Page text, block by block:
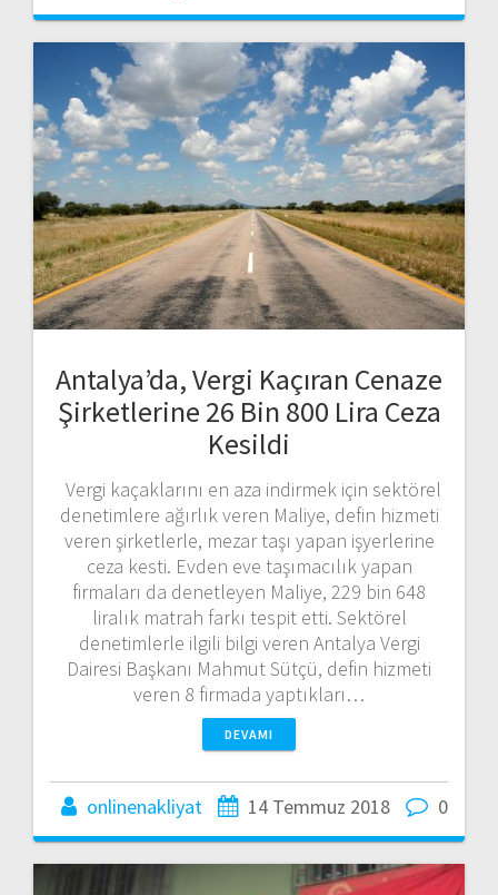
Antalya’da, Vergi Kaçıran Cenaze
Şirketlerine 26 Bin 800 Lira Ceza
Kesildi
Vergi kaçaklarını en aza indirmek için sektörel
denetimlere ağırlık veren Maliye, defin hizmeti
veren şirketlerle, mezar taşı yapan işyerlerine
ceza kesti. Evden eve taşımacılık yapan
firmaları da denetleyen Maliye, 229 bin 648
liralık matrah farkı tespit etti. Sektörel
denetimlerle ilgili bilgi veren Antalya Vergi
Dairesi Başkanı Mahmut Sütçü, defin hizmeti
veren 8 firmada yaptıkları…
DEVAMI
onlinenakliyat 14 Temmuz 2018 0